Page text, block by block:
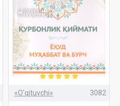
«O'qituvchi» 3082